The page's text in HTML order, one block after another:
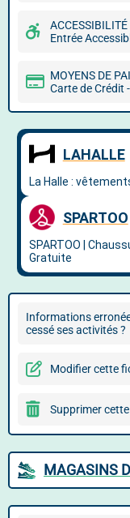
ACCESSIBILITÉ
Entrée
MOYENS DE
Carte de Crédit
Informations
cessé ses activités ?
Modifier cette
Supprimer
MAGASINS